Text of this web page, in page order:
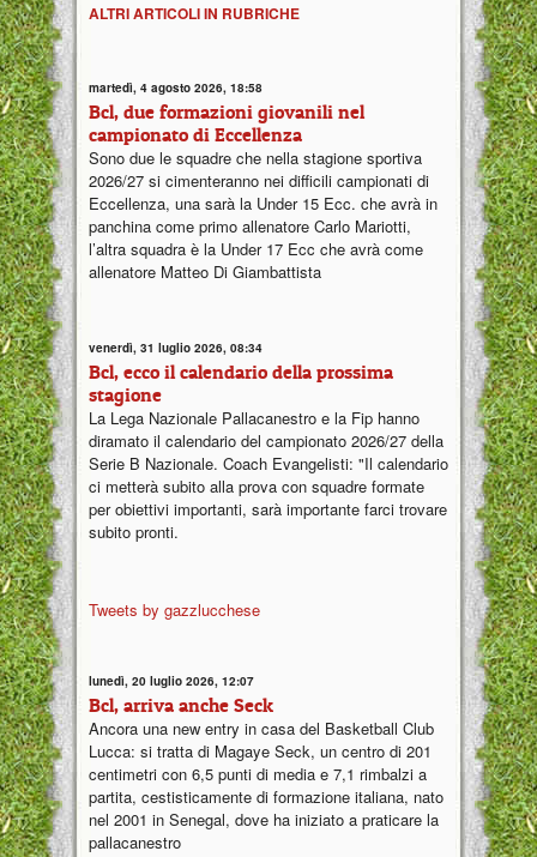
ALTRI ARTICOLI IN RUBRICHE
martedì, 4 agosto 2026, 18:58
Bcl, due formazioni giovanili nel
campionato di Eccellenza
Sono due le squadre che nella stagione sportiva
2026/27 si cimenteranno nei difficili campionati di
Eccellenza, una sarà la Under 15 Ecc. che avrà in
panchina come primo allenatore Carlo Mariotti,
l’altra squadra è la Under 17 Ecc che avrà come
allenatore Matteo Di Giambattista
venerdì, 31 luglio 2026, 08:34
Bcl, ecco il calendario della prossima
stagione
La Lega Nazionale Pallacanestro e la Fip hanno
diramato il calendario del campionato 2026/27 della
Serie B Nazionale. Coach Evangelisti: "Il calendario
ci metterà subito alla prova con squadre formate
per obiettivi importanti, sarà importante farci trovare
subito pronti.
Tweets by gazzlucchese
lunedì, 20 luglio 2026, 12:07
Bcl, arriva anche Seck
Ancora una new entry in casa del Basketball Club
Lucca: si tratta di Magaye Seck, un centro di 201
centimetri con 6,5 punti di media e 7,1 rimbalzi a
partita, cestisticamente di formazione italiana, nato
nel 2001 in Senegal, dove ha iniziato a praticare la
pallacanestro